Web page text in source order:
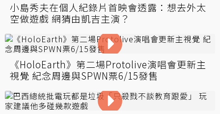
小島秀夫在個人紀錄片首映會透露：想去外太
空做遊戲 網猜由凱吉主演？
《HoloEarth》第二場Protolive演唱會更新主
視覺 紀念周邊與SPWN票6/15發售